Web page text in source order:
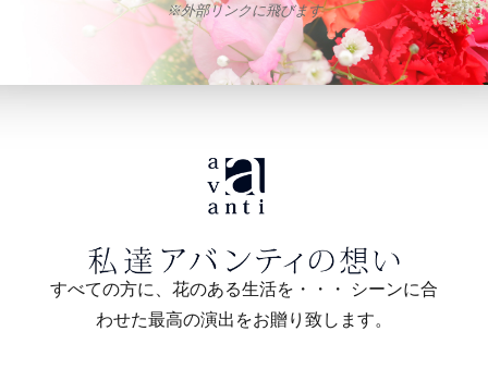
※外部リンクに飛びます
すべての方に、花のある生活を・・・ シーンに合
わせた最高の演出をお贈り致します。